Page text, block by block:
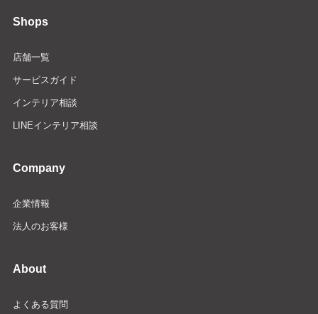
Shops
店舗一覧
サービスガイド
インテリア相談
LINEインテリア相談
Company
企業情報
法人のお客様
About
よくある質問